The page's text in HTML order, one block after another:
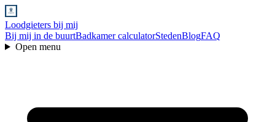
Loodgieters bij mij
Bij mij in de buurtBadkamer calculatorStedenBlogFAQ
Open menu